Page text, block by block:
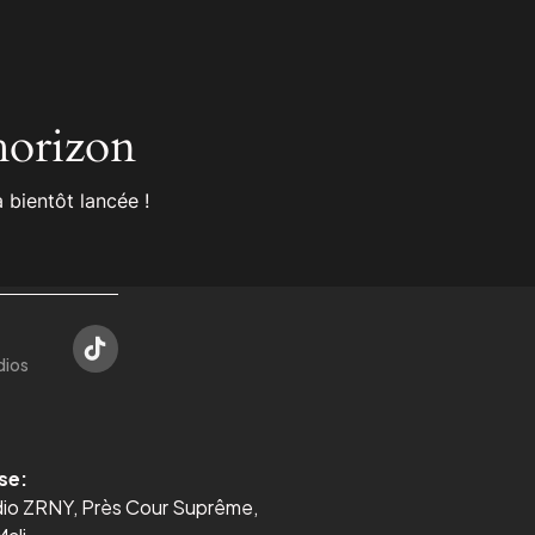
bientôt lancée !
ZRNY, Près Cour Suprême,